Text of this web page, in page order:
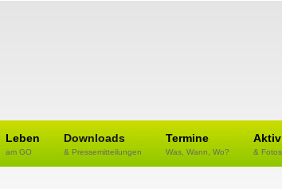
Leben
am GO
Downloads
& Pressemitteilungen
Termine
Was, Wann, Wo? & Fotos